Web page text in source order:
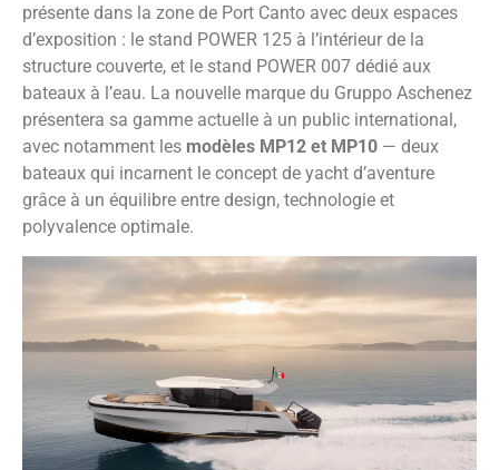
présente dans la zone de Port Canto avec deux espaces
d’exposition : le stand POWER 125 à l’intérieur de la
structure couverte, et le stand POWER 007 dédié aux
bateaux à l’eau. La nouvelle marque du Gruppo Aschenez
présentera sa gamme actuelle à un public international,
avec notamment les modèles MP12 et MP10 — deux
bateaux qui incarnent le concept de yacht d’aventure
grâce à un équilibre entre design, technologie et
polyvalence optimale.